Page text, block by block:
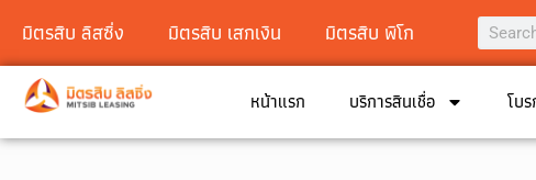
มิตรสิบ ลิสซิ่ง มิตรสิบ เสกเงิน มิตรสิบ พิโก
หน้าแรก บริการสินเชื่อ โบ